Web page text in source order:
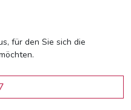
für den Sie sich die